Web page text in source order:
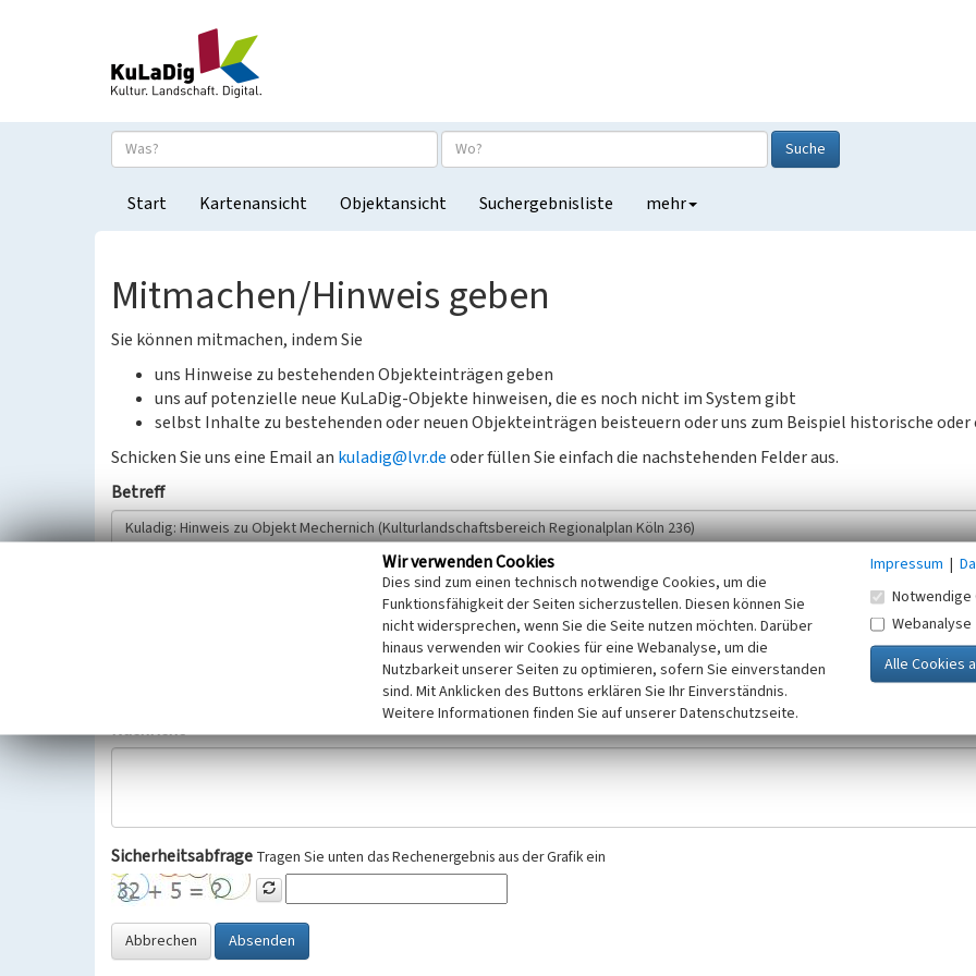
Suche
Start Kartenansicht Objektansicht Suchergebnisliste mehr
Mitmachen/Hinweis geben
Sie können mitmachen, indem Sie
uns Hinweise zu bestehenden Objekteinträgen geben
uns auf potenzielle neue KuLaDig-Objekte hinweisen, die es noch nicht im System gibt
selbst Inhalte zu bestehenden oder neuen Objekteinträgen beisteuern oder uns zum Beispiel historische oder
Schicken Sie uns eine Email an kuladig@lvr.deoder füllen Sie einfach die nachstehenden Felder aus.
Betreff
Wir bitten Sie um freiwillige Angabe Ihres Namens und Ihrer E-Mail-Adresse. Ihre Angaben werden ausschließlich im Rahmen der KuLaDig-
Selbstverständlich werden diese entsprechend der Vorschriften des Telemediengesetzes, des Datenschutzgesetzes NRW und der seit
Datenschutzgrundverordnung (EU-DSGVO) vertraulich behandelt, beachten Sie bitte unsere Hinweise zumDatenschutz
Nachricht
Sicherheitsabfrage Tragen Sie unten das Rechenergebnis aus der Grafik ein
Abbrechen Absenden
Wir verwenden Cookies
Dies sind zum einen technisch notwendige Cookies, um die
Funktionsfähigkeit der Seiten sicherzustellen. Diesen können Sie
nicht widersprechen, wenn Sie die Seite nutzen möchten. Darüber
hinaus verwenden wir Cookies für eine Webanalyse, um die
Nutzbarkeit unserer Seiten zu optimieren, sofern Sie einverstanden
sind. Mit Anklicken des Buttons erklären Sie Ihr Einverständnis.
Weitere Informationen finden Sie auf unserer Datenschutzseite.
Impressum |
Notwendige
Webanalyse